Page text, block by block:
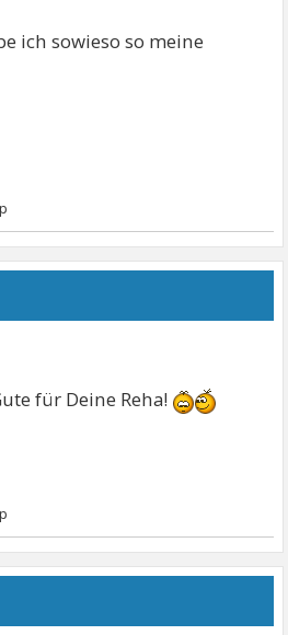
ich sowieso so meine
für Deine Reha!